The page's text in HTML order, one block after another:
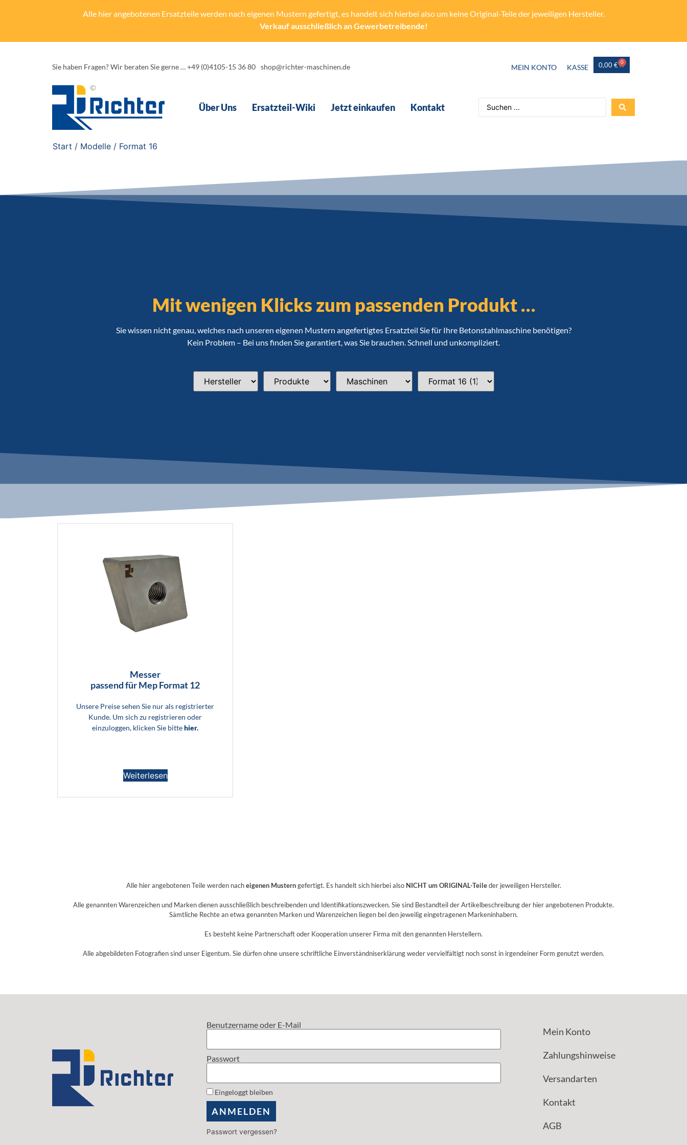
Alle hier angebotenen Ersatzteile werden nach eigenen Mustern gefertigt, es handelt sich hierbei also um keine Original-Teile der jeweiligen Hersteller.
Verkauf ausschließlich an Gewerbetreibende!
Sie haben Fragen? Wir beraten Sie gerne … +49 (0)4105-15 36 80 shop@richter-maschinen.de MEIN KONTO KASSE 0,00€ 0
Über Uns Ersatzteil-Wiki Jetzt einkaufen Kontakt
Start / Modelle / Format 16
Mit wenigen Klicks zum passenden Produkt …
Sie wissen nicht genau, welches nach unseren eigenen Mustern angefertigtes Ersatzteil Sie für Ihre Betonstahlmaschine benötigen?
Kein Problem – Bei uns finden Sie garantiert, was Sie brauchen. Schnell und unkompliziert.
Messer
passend für Mep Format 12
Unsere Preise sehen Sie nur als registrierter
Kunde. Um sich zu registrieren oder
einzuloggen, klicken Sie bittehier.
Weiterlesen
Alle hier angebotenen Teile werden nacheigenen Musterngefertigt. Es handelt sich hierbei also NICHT um ORIGINAL-Teileder jeweiligen Hersteller.
Alle genannten Warenzeichen und Marken dienen ausschließlich beschreibenden und Identifikationszwecken. Sie sind Bestandteil der Artikelbeschreibung der hier angebotenen Produkte.
Sämtliche Rechte an etwa genannten Marken und Warenzeichen liegen bei den jeweilig eingetragenen Markeninhabern.
Es besteht keine Partnerschaft oder Kooperation unserer Firma mit den genannten Herstellern.
Alle abgebildeten Fotografien sind unser Eigentum. Sie dürfen ohne unsere schriftliche Einverständniserklärung weder vervielfältigt noch sonst in irgendeiner Form genutzt werden.
Benutzername oder E-Mail
Passwort
Eingeloggt bleiben
ANMELDEN
Passwort vergessen?
Mein Konto
Zahlungshinweise
Versandarten
Kontakt
AGB